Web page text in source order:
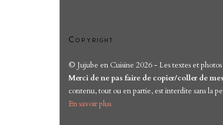
Copyright
© Jujube en Cuisine 2026 - Les textes et
Merci de ne pas faire de copier/coller de
contenu, tout ou en partie, est interdite sans la
En savoir plus